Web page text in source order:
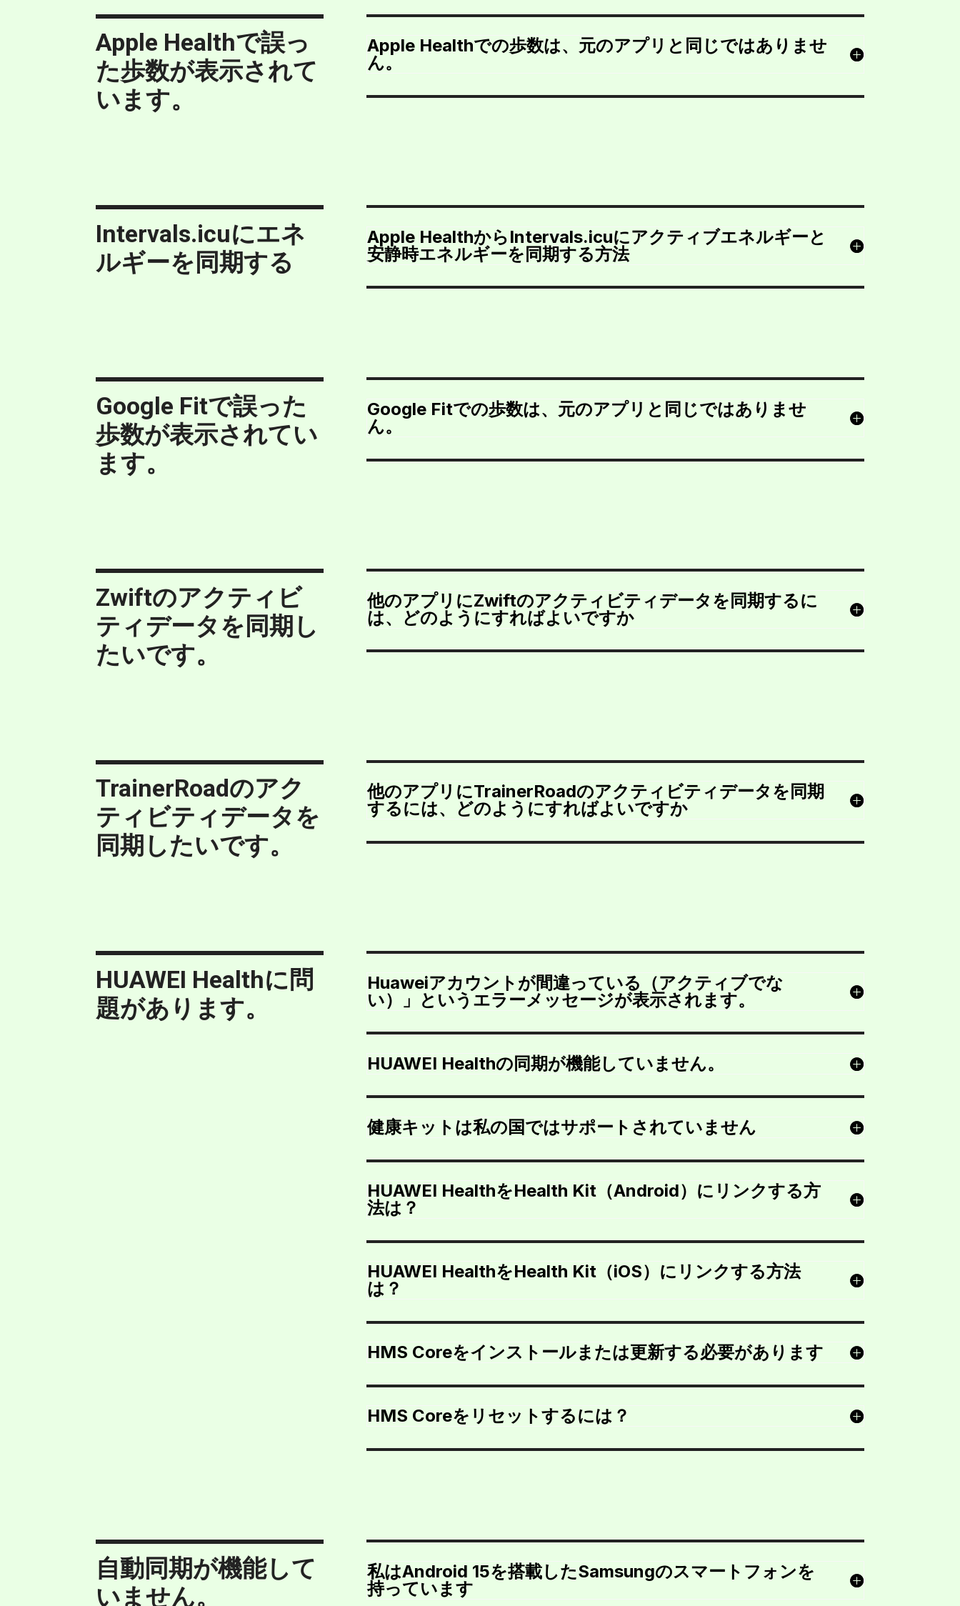
Apple Healthで誤っ
た歩数が表示されて
います。
Apple Healthでの歩数は、元のアプリと同じではありませ
ん。
Intervals.icuにエネ
ルギーを同期する
Apple HealthからIntervals.icuにアクティブエネルギーと
安静時エネルギーを同期する方法
Google Fitで誤った
歩数が表示されてい
ます。
Google Fitでの歩数は、元のアプリと同じではありませ
ん。
Zwiftのアクティビ
ティデータを同期し
たいです。
他のアプリにZwiftのアクティビティデータを同期するに
は、どのようにすればよいですか
TrainerRoadのアク
ティビティデータを
同期したいです。
他のアプリにTrainerRoadのアクティビティデータを同期
するには、どのようにすればよいですか
HUAWEI Healthに問
題があります。
Huaweiアカウントが間違っている（アクティブでな
い）」というエラーメッセージが表示されます。
HUAWEI Healthの同期が機能していません。
健康キットは私の国ではサポートされていません
HUAWEI HealthをHealth Kit（Android）にリンクする方
法は？
HUAWEI HealthをHealth Kit（iOS）にリンクする方法
は？
HMS Coreをインストールまたは更新する必要があります
HMS Coreをリセットするには？
自動同期が機能して
いません。
私はAndroid 15を搭載したSamsungのスマートフォンを
持っています